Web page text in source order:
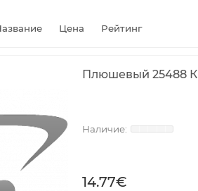
Цена Рейтинг
Плюшевый 25488
14.77€